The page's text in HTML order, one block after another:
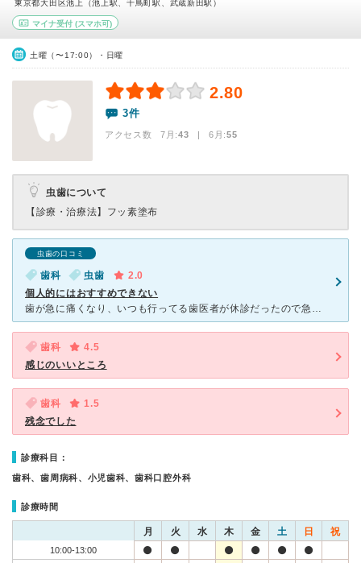
東京都大田区池上（池上駅、千鳥町駅、武蔵新田駅）
マイナ受付 (スマホ可)
土曜（〜17:00）・日曜
2.80
3件
アクセス数 7月:43 | 6月:55
虫歯について
【診療・治療法】 フッ素塗布
虫歯の口コミ
歯科 虫歯
2.0
個人的にはおすすめできない
歯が急に痛くなり、いつも行ってる歯医者が休診だったので急遽お世話になりました。 受付の方は感じが良くないです。馴染みの方には普通に接しますが初診の方には冷たく、ぶっきらぼうな感じです。 待合室は密
歯科
4.5
感じのいいところ
歯科
1.5
残念でした
診療科目：
歯科、歯周病科、小児歯科、歯科口腔外科
診療時間
月 火 水 木 金 土 日 祝
10:00-13:00